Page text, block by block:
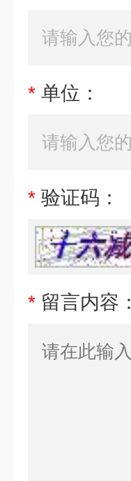
* 单位：
* 验证码：
* 留言内容：